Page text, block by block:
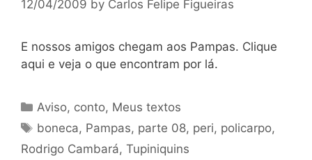
12/04/2009 by Carlos Felipe Figueiras
E nossos amigos chegam aos Pampas. Clique
aqui e veja o que encontram por lá.
Categories
Aviso, conto, Meus textos
Tags
boneca, Pampas, parte 08, peri, policarpo,
Rodrigo Cambará, Tupiniquins